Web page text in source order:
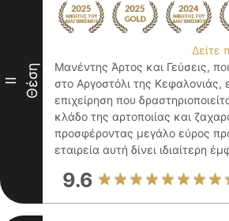
II Θέση
Δείτε
Μανέντης Άρτος και Γεύσεις,
στο Αργοστόλι της Κεφαλονιάς,
επιχείρηση που
κλάδο της αρτοποιίας και
προσφέροντας μεγάλο εύρος
εταιρεία αυτή δίνει ιδιαίτερη
9.6